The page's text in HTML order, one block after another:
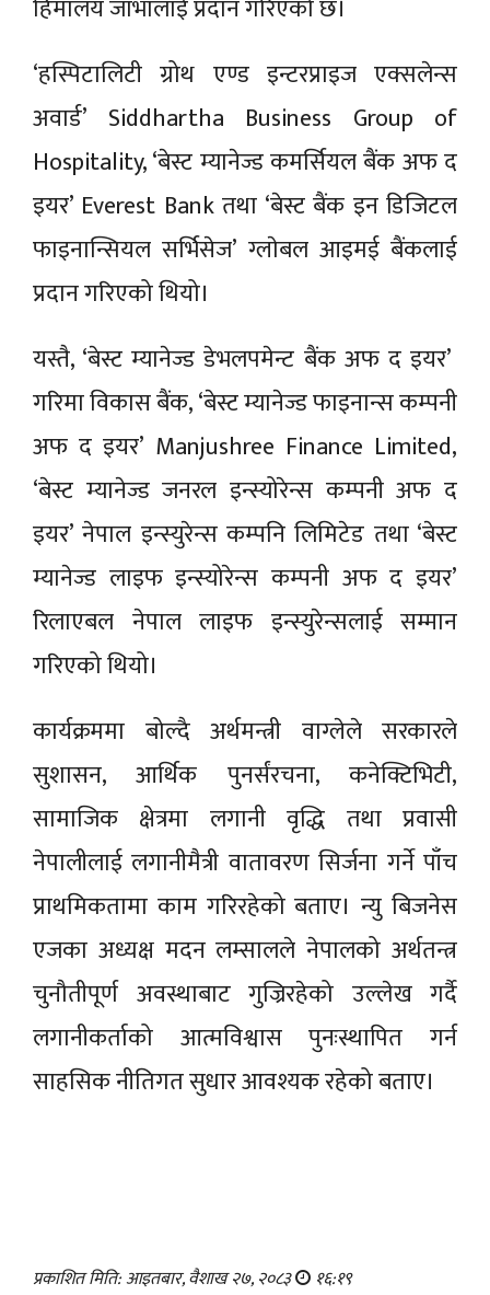
हिमालय जाभालाई प्रदान गरिएको छ।
‘हस्पिटालिटी ग्रोथ एण्ड इन्टरप्राइज एक्सलेन्स
अवार्ड’ Siddhartha Business Group of
Hospitality, ‘बेस्ट म्यानेज्ड कमर्सियल बैंक अफ द
इयर’ Everest Bank तथा ‘बेस्ट बैंक इन डिजिटल
फाइनान्सियल सर्भिसेज’ ग्लाेबल आइमई बैंकलाई
प्रदान गरिएको थियो।
यस्तै, ‘बेस्ट म्यानेज्ड डेभलपमेन्ट बैंक अफ द इयर’
गरिमा विकास बैंक, ‘बेस्ट म्यानेज्ड फाइनान्स कम्पनी
अफ द इयर’ Manjushree Finance Limited,
‘बेस्ट म्यानेज्ड जनरल इन्स्योरेन्स कम्पनी अफ द
इयर’ नेपाल इन्स्युरेन्स कम्पनि लिमिटेड तथा ‘बेस्ट
म्यानेज्ड लाइफ इन्स्योरेन्स कम्पनी अफ द इयर’
रिलाएबल नेपाल लाइफ इन्स्युरेन्सलाई सम्मान
गरिएको थियो।
कार्यक्रममा बोल्दै अर्थमन्त्री वाग्लेले सरकारले
सुशासन, आर्थिक पुनर्संरचना, कनेक्टिभिटी,
सामाजिक क्षेत्रमा लगानी वृद्धि तथा प्रवासी
नेपालीलाई लगानीमैत्री वातावरण सिर्जना गर्ने पाँच
प्राथमिकतामा काम गरिरहेको बताए। न्यु बिजनेस
एजका अध्यक्ष मदन लम्सालले नेपालको अर्थतन्त्र
चुनौतीपूर्ण अवस्थाबाट गुज्रिरहेको उल्लेख गर्दै
लगानीकर्ताको आत्मविश्वास पुनःस्थापित गर्न
साहसिक नीतिगत सुधार आवश्यक रहेको बताए।
प्रकाशित मिति: आइतबार, वैशाख २७, २०८३ १६:१९